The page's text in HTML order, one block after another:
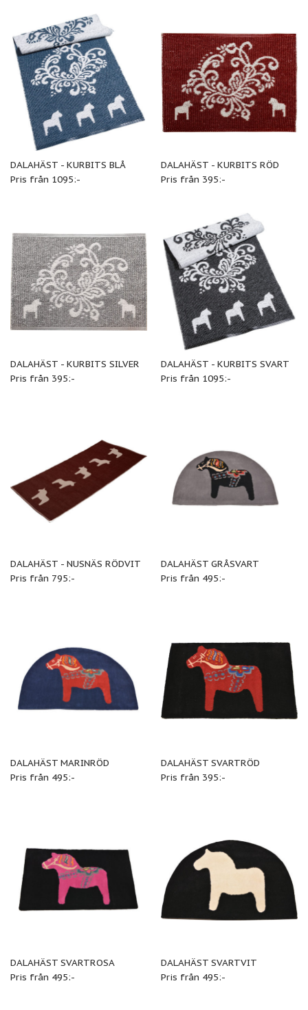
DALAHÄST - KURBITS BLÅ
Pris från 1095:-
DALAHÄST - KURBITS RÖD
Pris från 395:-
DALAHÄST - KURBITS SILVER
Pris från 395:-
DALAHÄST - KURBITS SVART
Pris från 1095:-
DALAHÄST - NUSNÄS RÖDVIT
Pris från 795:-
DALAHÄST GRÅSVART
Pris från 495:-
DALAHÄST MARINRÖD
Pris från 495:-
DALAHÄST SVARTRÖD
Pris från 395:-
DALAHÄST SVARTROSA
Pris från 495:-
DALAHÄST SVARTVIT
Pris från 495:-